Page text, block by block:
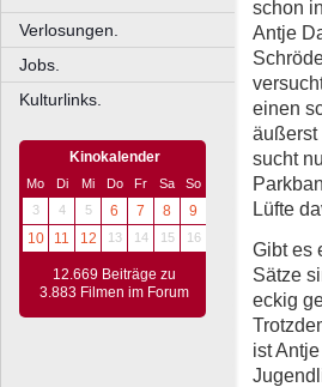
Verlosungen.
Jobs.
Kulturlinks.
Kinokalender
Mo Di Mi Do Fr Sa
So
3
4 5 6 7 8
9
10
11 12 13 14 15 16
12.669 Beiträge zu
3.883 Filmen im Forum
schon
Antje
einen
äußerst
sucht
Lüfte
Gibt es
Sätze
eckig
ist